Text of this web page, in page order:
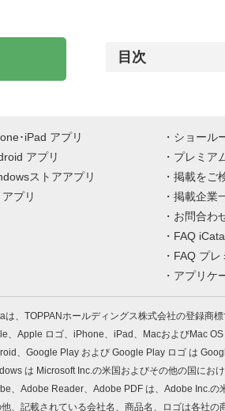
目次
･iPad アプリ
アプリ
ストアアプリ
アプリ
ショール
プレミア
掲載をご
掲載企業
お問合わ
FAQ
FAQ プレ
アプリケ
は、TOPPANホールディングス株式会社の登録商標
、Apple ロゴ、iPhone、iPad、MacおよびMac
、Google Play および Google Play ロゴ は
は Microsoft Inc.の米国およびその他の国にお
、Adobe Reader、Adobe PDF は、Adobe Inc.の
他、記載されている会社名、商品名、ロゴは各社の